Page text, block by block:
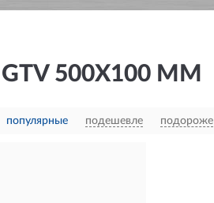
500Х100 ММ
популярные подешевле подороже